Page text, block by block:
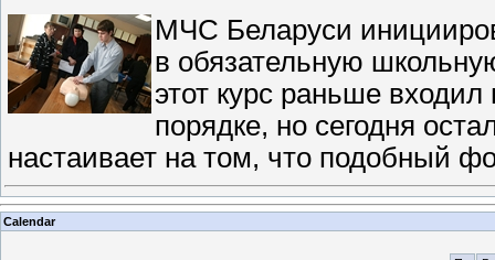
МЧС Беларуси
в обязательную
этот курс раньше
порядке, но сегодня
настаивает на том, что подобный
Calendar